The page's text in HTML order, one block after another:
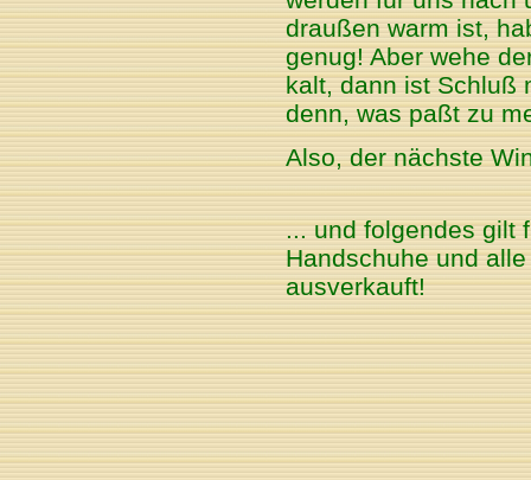
draußen warm ist,
genug! Aber wehe
kalt, dann ist Schluß
denn, was paßt zu
Also, der nächste
... und folgendes gilt
Handschuhe und
ausverkauft!